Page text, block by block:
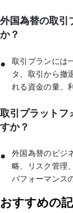
外国為替の取引
か？
取引プランには
タ、取引から撤
れる資金の量、
取引プラットフ
すか？
外国為替のビジ
略、リスク管理
パフォーマンス
おすすめの